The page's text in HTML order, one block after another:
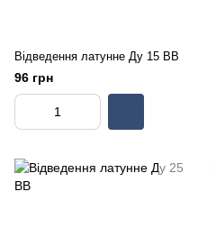
Відведення латунне Ду 15 ВВ
96 грн